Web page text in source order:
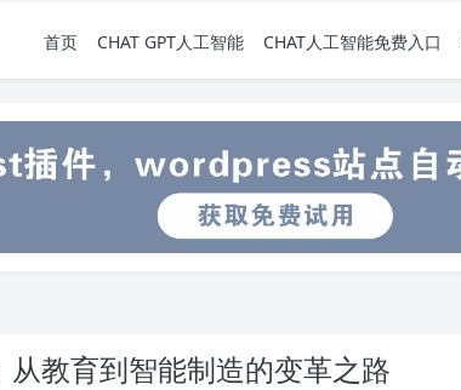
首页 CHAT GPT人工智能 CHAT人工智能免费入口
教育到智能制造的变革之路